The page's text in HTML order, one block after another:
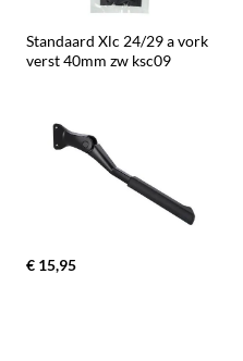
Standaard Xlc 24/29 a vork
verst 40mm zw ksc09
€ 15,95